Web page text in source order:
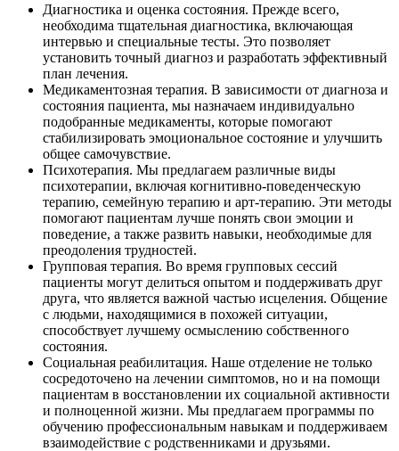
Диагностика и оценка состояния. Прежде всего,
необходима тщательная диагностика, включающая
интервью и специальные тесты. Это позволяет
установить точный диагноз и разработать эффективный
план лечения.
Медикаментозная терапия. В зависимости от диагноза и
состояния пациента, мы назначаем индивидуально
подобранные медикаменты, которые помогают
стабилизировать эмоциональное состояние и улучшить
общее самочувствие.
Психотерапия. Мы предлагаем различные виды
психотерапии, включая когнитивно-поведенческую
терапию, семейную терапию и арт-терапию. Эти методы
помогают пациентам лучше понять свои эмоции и
поведение, а также развить навыки, необходимые для
преодоления трудностей.
Групповая терапия. Во время групповых сессий
пациенты могут делиться опытом и поддерживать друг
друга, что является важной частью исцеления. Общение
с людьми, находящимися в похожей ситуации,
способствует лучшему осмыслению собственного
состояния.
Социальная реабилитация. Наше отделение не только
сосредоточено на лечении симптомов, но и на помощи
пациентам в восстановлении их социальной активности
и полноценной жизни. Мы предлагаем программы по
обучению профессиональным навыкам и поддерживаем
взаимодействие с родственниками и друзьями.